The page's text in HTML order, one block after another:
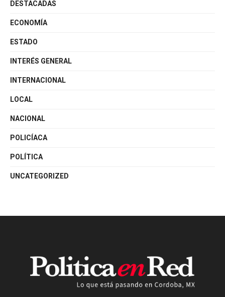
DESTACADAS
ECONOMÍA
ESTADO
INTERÉS GENERAL
INTERNACIONAL
LOCAL
NACIONAL
POLICÍACA
POLÍTICA
UNCATEGORIZED